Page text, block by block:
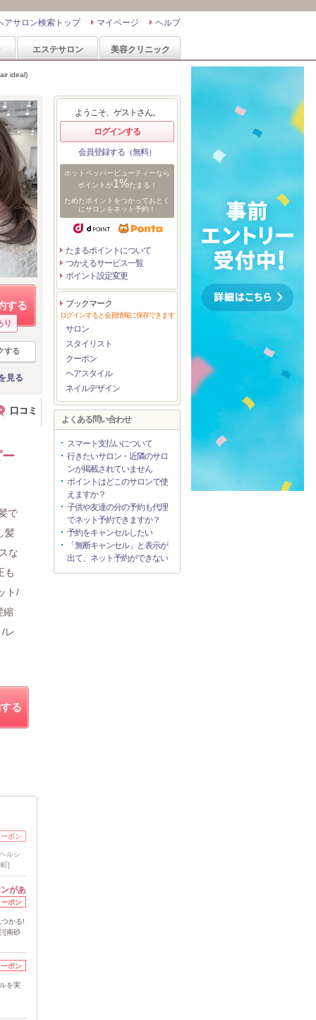
ヘルプ
マイページ
アサロン検索トップ
エステサロン 美容クリニック
ideal)
する
り
する
見る
口コミ
で
髪
な
も
ト/
縮
レ
る
ポン
ルシ
]
があ
ポン
かる!
![南砂
ポン
を実
ようこそ、ゲストさん。
ログインする
会員登録する（無料）
ホットペッパービューティーなら
ポイントが1%たまる！
ためたポイントをつかっておとく
にサロンをネット予約！
たまるポイントについて
つかえるサービス一覧
ポイント設定変更
ブックマーク
ログインすると会員情報に保存できます
サロン
スタイリスト
クーポン
ヘアスタイル
ネイルデザイン
よくある問い合わせ
スマート支払いについて
行きたいサロン・近隣のサロ
ンが掲載されていません
ポイントはどこのサロンで使
えますか？
子供や友達の分の予約も代理
でネット予約できますか？
予約をキャンセルしたい
「無断キャンセル」と表示が
出て、ネット予約ができない